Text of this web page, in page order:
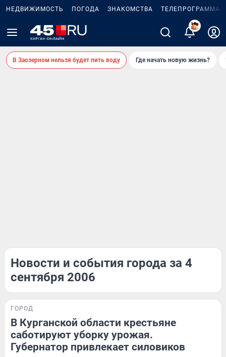
НЕДВИЖИМОСТЬ ПОГОДА ЗНАКОМСТВА ТЕЛЕПРОГРАММА
В Заозерном нельзя будет пить воду Где начать новую жизнь?
Новости и события города за 4
сентября 2006
ГОРОД
В Курганской области крестьяне
саботируют уборку урожая.
Губернатор привлекает силовиков